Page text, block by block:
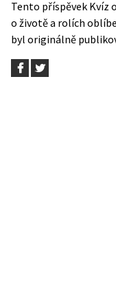
Tento příspěvek Kvíz
o životě a rolích
byl originálně